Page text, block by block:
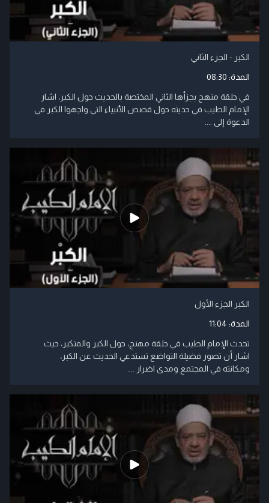
الكبر - الجزء الثاني
المدة: 08:30
في حلقة منهج بجزأها الثاني المختصة بالحديث حول الكبر، اشار
الإمام الطيب في حديثه حول قصص الأنبياء التي واجهوا الكبر في
الدعوة إلى ....
الكبر الجزء الأول
المدة: 11:04
تحدث الإمام الطيب في حلقة مهنج، حول الكبر والمتكبر، حيث
اشار أن تصور فضيلة التواضع تستدعي الحديث عن الكبر،
ومكانته في المجتمع ومدى اضرار ....